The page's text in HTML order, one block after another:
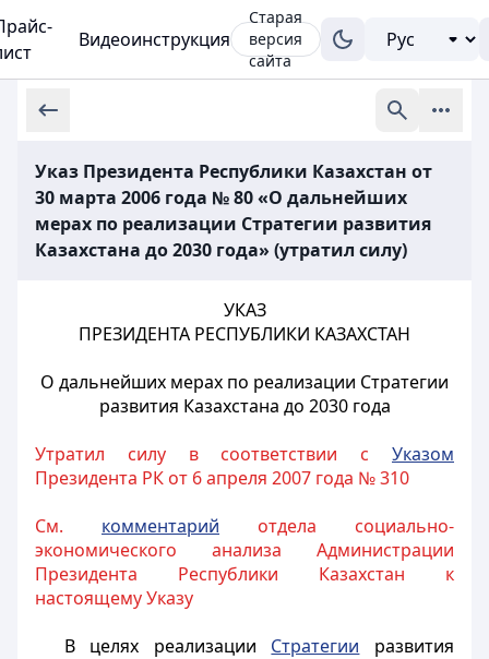
Видеоинструкция
Старая
версия
сайта
Указ Президента Республики Казахстан от
30 марта 2006 года № 80 «О дальнейших
мерах по реализации Стратегии развития
Казахстана до 2030 года» (утратил силу)
УКАЗ
ПРЕЗИДЕНТА РЕСПУБЛИКИ КАЗАХСТАН
О дальнейших мерах по реализации Стратегии
развития Казахстана до 2030 года
Утратил силу в соответствии с Указом
Президента РК от 6 апреля 2007 года № 310
См. комментарий отдела социально-
экономического анализа Администрации
Президента Республики Казахстан к
настоящему Указу
В целях реализации Стратегии развития